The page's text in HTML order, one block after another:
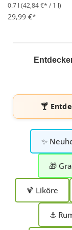
Durchschnittliche
0.7 l (42,84 €* / 1 l)
29,99 €*
🍸
✨
🎁
🍹 Liköre
⚓